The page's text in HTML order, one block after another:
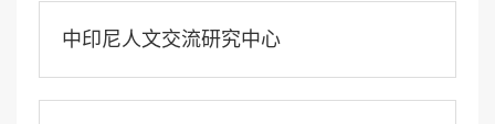
中印尼人文交流研究中心